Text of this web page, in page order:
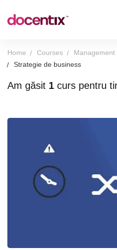
Home Courses
Strategie de business
Am găsit 1 curs pentru